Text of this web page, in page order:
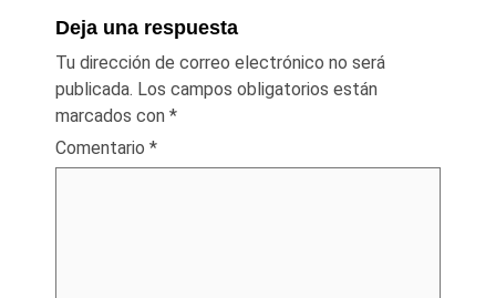
Deja una respuesta
Tu dirección de correo electrónico no será
publicada. Los campos obligatorios están
marcados con *
Comentario *